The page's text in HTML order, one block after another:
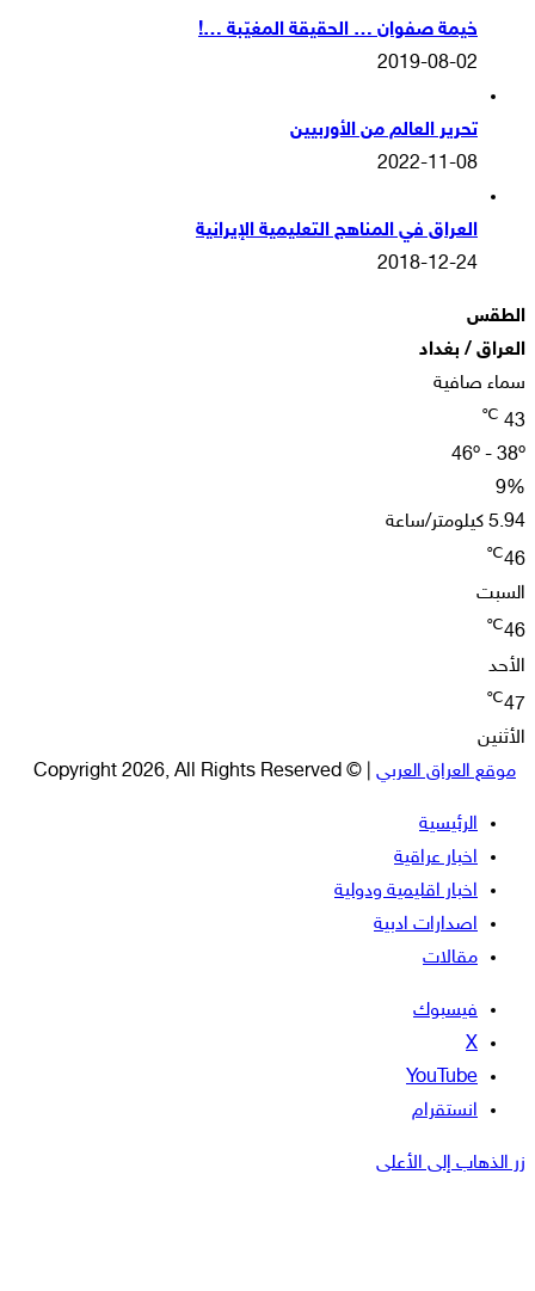
خيمة صفوان … الحقيقة المغيّبة …!
2019-08-02
تحرير العالم من الأوربيين
2022-11-08
العراق في المناهج التعليمية الإيرانية
2018-12-24
الطقس
العراق / بغداد
سماء صافية
43
℃
46º - 38º
9%
5.94 كيلومتر/ساعة
46
℃
السبت
46
℃
الأحد
47
℃
الأثنين
موقع العراق العربي | © Copyright 2026, All Rights Reserved
الرئيسية
اخبار عراقية
اخبار اقليمية ودولية
اصدارات ادبية
مقالات
فيسبوك
‫X
‫YouTube
انستقرام
زر الذهاب إلى الأعلى